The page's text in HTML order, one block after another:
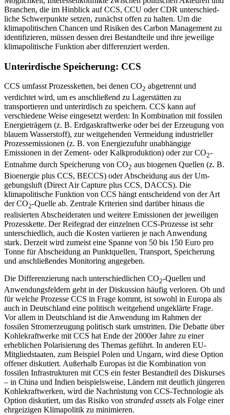
Branchen, die im Hinblick auf CCS, CCU oder CDR unterschied­
liche Schwerpunkte setzen, zunächst offen zu halten. Um die
klimapolitischen Chancen und Risiken des Carbon Management zu
identifizieren, müssen dessen drei Bestandteile und ihre jeweilige
klimapolitische Funktion aber differenziert werden.
Unterirdische Speicherung: CCS
CCS umfasst Prozessketten, bei denen CO2 abgetrennt und
verdichtet wird, um es an­schließend zu Lagerstätten zu
transportieren und unterirdisch zu speichern. CCS kann auf
verschiedene Weise eingesetzt wer­den: In Kombination mit fossilen
Ener­gieträgern (z. B. Erdgaskraftwerke oder bei der Erzeugung von
blauem Wasserstoff), zur weitgehenden Vermeidung industrieller
Prozessemissionen (z. B. von Energiezufuhr unabhängige
Emissionen in der Zement- oder Kalkproduktion) oder zur CO2-
Ent­nahme durch Speicherung von CO2 aus bio­genen Quellen (z. B.
Bioenergie plus CCS, BECCS) oder Abscheidung aus der Um­
gebungsluft (Direct Air Capture plus CCS, DACCS). Die
klimapolitische Funktion von CCS hängt entscheidend von der Art
der CO2-Quelle ab. Zentrale Kriterien sind da­rüber hinaus die
realisierten Abscheide­raten und weitere Emissionen der jeweiligen
Prozesskette. Der Reifegrad der einzel­nen CCS-Prozesse ist sehr
unterschiedlich, auch die Kosten variieren je nach Anwen­dung
stark. Derzeit wird zumeist eine Spanne von 50 bis 150 Euro pro
Tonne für Abscheidung an Punktquellen, Transport, Speicherung
und anschließendes Monitoring angegeben.
Die Differenzierung nach unterschied­lichen CO2-Quellen und
Anwendungs­feldern geht in der Diskussion häufig ver­loren. Ob und
für welche Prozesse CCS in Frage kommt, ist sowohl in Europa als
auch in Deutschland eine politisch weitgehend un­geklärte Frage.
Vor allem in Deutschland ist die Anwendung im Rahmen der
fossilen Stromerzeugung politisch stark umstritten. Die Debatte über
Kohlekraftwerke mit CCS hat Ende der 2000er Jahre zu einer
erheb­lichen Polarisierung des Themas geführt. In anderen EU-
Mitgliedstaaten, zum Beispiel Polen und Ungarn, wird diese Option
offener diskutiert. Außerhalb Europas ist die Kom­bi­nation von
fossilen Infrastrukturen mit CCS ein fester Bestandteil des Diskurses
– in China und Indien beispielsweise, Ländern mit deutlich jüngeren
Kohlekraftwerken, wird die Nachrüstung von CCS-Technologie als
Option diskutiert, um das Risiko von stranded assets als Folge einer
ehrgeizigen Klimapolitik zu minimieren.